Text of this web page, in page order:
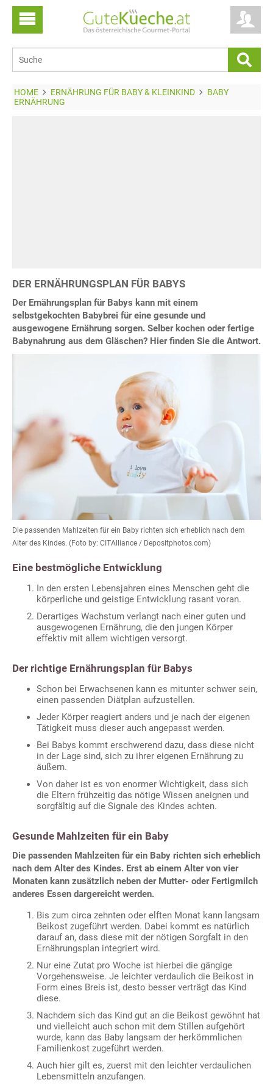
HOME ERNÄHRUNG FÜR BABY & KLEINKIND
BABY
ERNÄHRUNG
DER ERNÄHRUNGSPLAN FÜR BABYS
Der Ernährungsplan für Babys kann mit einem
selbstgekochten Babybrei für eine gesunde und
ausgewogene Ernährung sorgen. Selber kochen oder fertige
Babynahrung aus dem Gläschen? Hier finden Sie die Antwort.
Die passenden Mahlzeiten für ein Baby richten sich erheblich nach dem
Alter des Kindes. (Foto by: CITAlliance / Depositphotos.com)
Eine bestmögliche Entwicklung
In den ersten Lebensjahren eines Menschen geht die
körperliche und geistige Entwicklung rasant voran.
Derartiges Wachstum verlangt nach einer guten und
ausgewogenen Ernährung, die den jungen Körper
effektiv mit allem wichtigen versorgt.
Der richtige Ernährungsplan für Babys
Schon bei Erwachsenen kann es mitunter schwer sein,
einen passenden Diätplan aufzustellen.
Jeder Körper reagiert anders und je nach der eigenen
Tätigkeit muss dieser auch angepasst werden.
Bei Babys kommt erschwerend dazu, dass diese nicht
in der Lage sind, sich zu ihrer eigenen Ernährung zu
äußern.
Von daher ist es von enormer Wichtigkeit, dass sich
die Eltern frühzeitig das nötige Wissen aneignen und
sorgfältig auf die Signale des Kindes achten.
Gesunde Mahlzeiten für ein Baby
Die passenden Mahlzeiten für ein Baby richten sich erheblich
nach dem Alter des Kindes. Erst ab einem Alter von vier
Monaten kann zusätzlich neben der Mutter- oder Fertigmilch
anderes Essen dargereicht werden.
Bis zum circa zehnten oder elften Monat kann langsam
Beikost zugeführt werden. Dabei kommt es natürlich
darauf an, dass diese mit der nötigen Sorgfalt in den
Ernährungsplan integriert wird.
Nur eine Zutat pro Woche ist hierbei die gängige
Vorgehensweise. Je leichter verdaulich die Beikost in
Form eines Breis ist, desto besser verträgt das Kind
diese.
Nachdem sich das Kind gut an die Beikost gewöhnt hat
und vielleicht auch schon mit dem Stillen aufgehört
wurde, kann das Baby langsam der herkömmlichen
Familienkost zugeführt werden.
Auch hier gilt es, zuerst mit den leichter verdaulichen
Lebensmitteln anzufangen.